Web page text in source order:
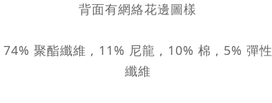
背面有網絡花邊圖樣
74% 聚酯纖維 , 11% 尼龍 , 10% 棉 , 5% 彈性
纖維